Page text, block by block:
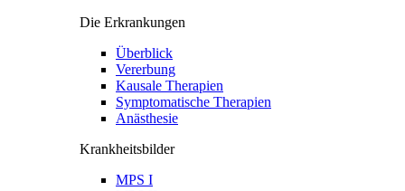
Die Erkrankungen
Überblick
Vererbung
Kausale Therapien
Symptomatische Therapien
Anästhesie
Krankheitsbilder
MPS I